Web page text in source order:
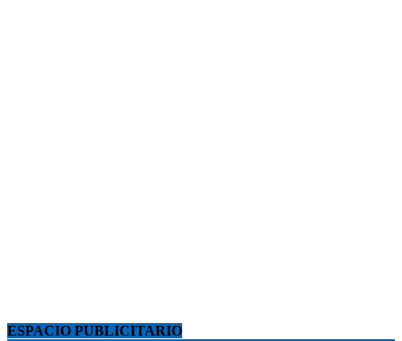
ESPACIO PUBLICITARIO